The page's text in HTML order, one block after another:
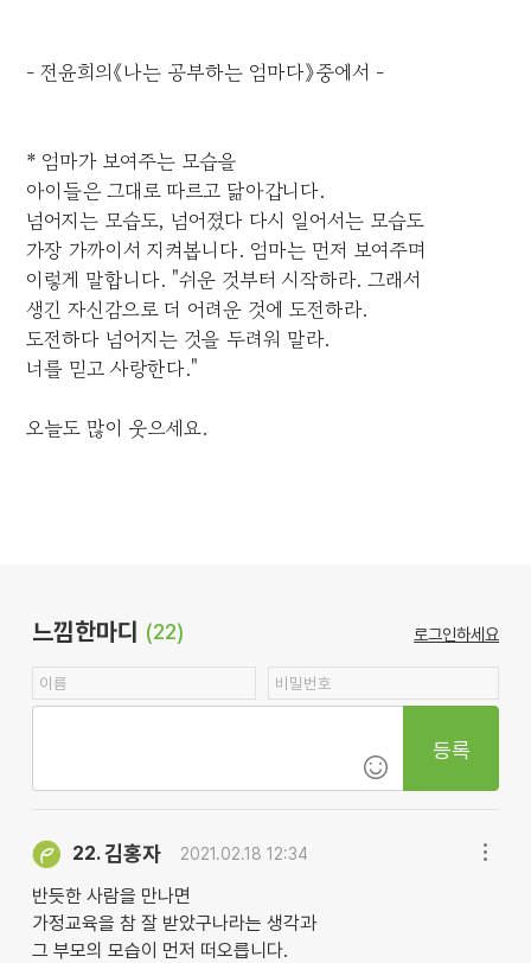
- 전윤희의《나는 공부하는 엄마다》중에서 -
* 엄마가 보여주는 모습을
아이들은 그대로 따르고 닮아갑니다.
넘어지는 모습도, 넘어졌다 다시 일어서는 모습도
가장 가까이서 지켜봅니다. 엄마는 먼저 보여주며
이렇게 말합니다. "쉬운 것부터 시작하라. 그래서
생긴 자신감으로 더 어려운 것에 도전하라.
도전하다 넘어지는 것을 두려워 말라.
너를 믿고 사랑한다."
오늘도 많이 웃으세요.
느낌한마디 (22) 로그인하세요
등록
22.김홍자 2021.02.18 12:34
반듯한 사람을 만나면
가정교육을 참 잘 받았구나라는 생각과
그 부모의 모습이 먼저 떠오릅니다.